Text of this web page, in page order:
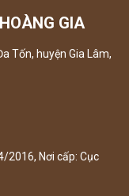
GIA
Tốn, huyện Gia Lâm,
2016, Nơi cấp: Cục